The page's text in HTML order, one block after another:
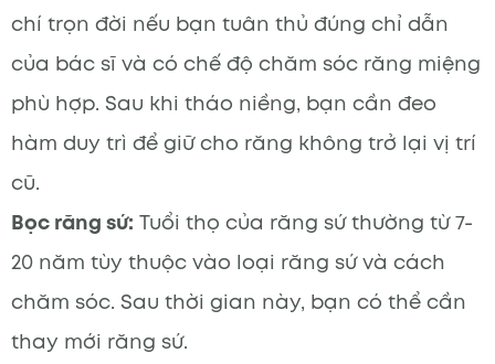
chí trọn đời nếu bạn tuân thủ đúng chỉ dẫn
của bác sĩ và có chế độ chăm sóc răng miệng
phù hợp. Sau khi tháo niềng, bạn cần đeo
hàm duy trì để giữ cho răng không trở lại vị trí
cũ.
Bọc răng sứ: Tuổi thọ của răng sứ thường từ 7-
20 năm tùy thuộc vào loại răng sứ và cách
chăm sóc. Sau thời gian này, bạn có thể cần
thay mới răng sứ.